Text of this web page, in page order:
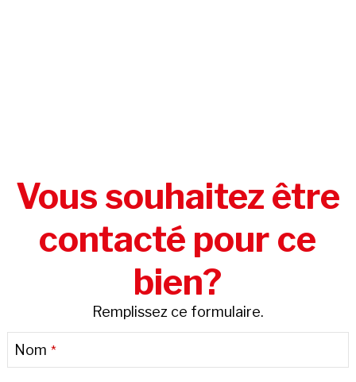
Vous souhaitez être
contacté pour ce
bien?
Remplissez ce formulaire.
Nom *